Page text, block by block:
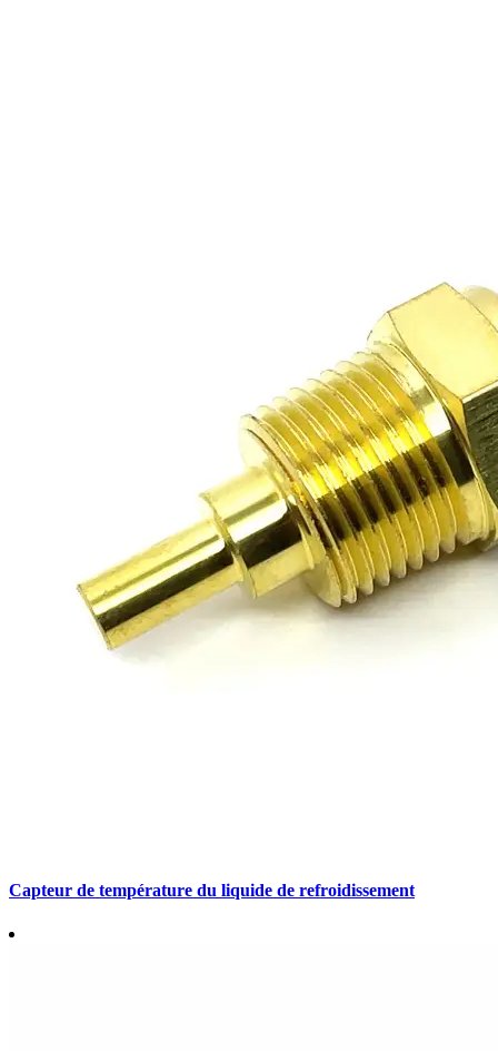
Capteur de température du liquide de refroidissement